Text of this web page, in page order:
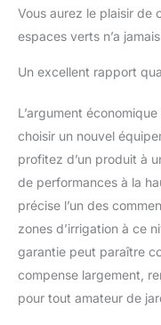
Vous aurez le plaisir de
espaces verts n’a
Un excellent rapport
L’argument
choisir un nouvel
profitez d’un produit à
de performances à la
précise l’un des
zones d’irrigation à ce
garantie peut paraître
compense largement,
pour tout amateur de